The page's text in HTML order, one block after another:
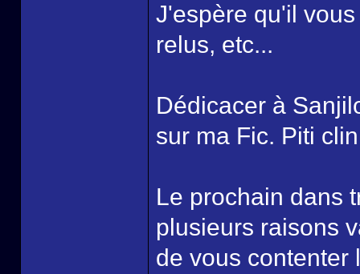
J'espère qu'il
relus, etc...
Dédicacer à
sur ma Fic. Piti
Le prochain dans
plusieurs raisons
de vous contenter